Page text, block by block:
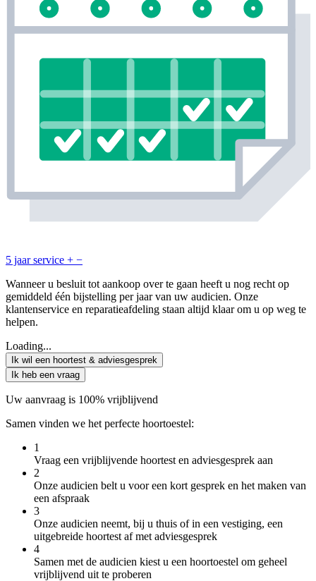
5 jaar service + −
Wanneer u besluit tot aankoop over te gaan heeft u nog recht op
gemiddeld één bijstelling per jaar van uw audicien. Onze
klantenservice en reparatieafdeling staan altijd klaar om u op weg te
helpen.
Loading...
Ik wil een hoortest & adviesgesprek
Ik heb een vraag
Uw aanvraag is 100% vrijblijvend
Samen vinden we het perfecte hoortoestel:
1
Vraag een vrijblijvende hoortest en adviesgesprek aan
2
Onze audicien belt u voor een kort gesprek en het maken van
een afspraak
3
Onze audicien neemt, bij u thuis of in een vestiging, een
uitgebreide hoortest af met adviesgesprek
4
Samen met de audicien kiest u een hoortoestel om geheel
vrijblijvend uit te proberen